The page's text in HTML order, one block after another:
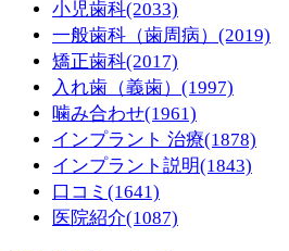
小児歯科(2033)
一般歯科（歯周病） (2019)
矯正歯科(2017)
入れ歯（義歯） (1997)
噛み合わせ(1961)
インプラント 治療(1878)
インプラント説明(1843)
口コミ (1641)
医院紹介(1087)